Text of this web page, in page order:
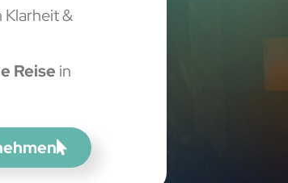
Klarheit &
Reise in